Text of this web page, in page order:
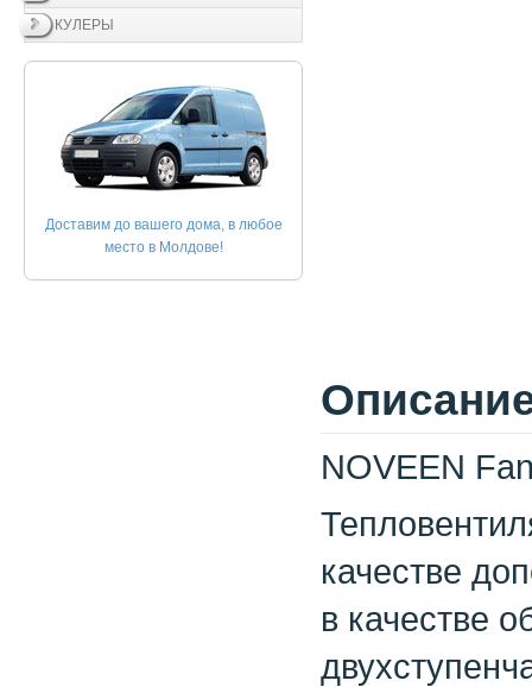
КУЛЕРЫ
Доставим до вашего дома, в любое
место в Молдове!
NOVEEN
качестве
в качестве